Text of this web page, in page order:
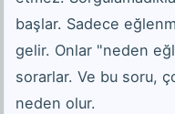
başlar. Sadece
gelir. Onlar "neden
sorarlar. Ve bu soru,
neden olur.